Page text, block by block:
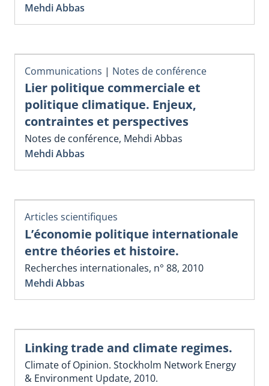
Mehdi Abbas
Communications | Notes de conférence
Lier politique commerciale et
politique climatique. Enjeux,
contraintes et perspectives
Notes de conférence, Mehdi Abbas
Mehdi Abbas
Articles scientifiques
L’économie politique internationale
entre théories et histoire.
Recherches internationales, n° 88, 2010
Mehdi Abbas
Linking trade and climate regimes.
Climate of Opinion. Stockholm Network Energy
& Environment Update, 2010.